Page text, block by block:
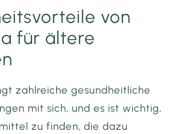
von
für ältere
zahlreiche gesundheitliche
mit sich, und es ist wichtig,
zu finden, die dazu